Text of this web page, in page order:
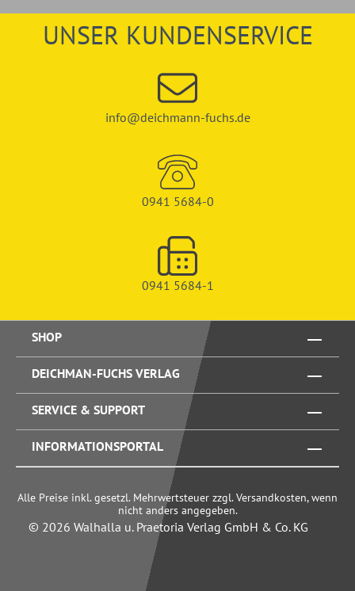
UNSER KUNDENSERVICE
info@deichmann-fuchs.de
0941 5684-0
0941 5684-1
SHOP
DEICHMAN-FUCHS VERLAG
SERVICE & SUPPORT
INFORMATIONSPORTAL
Alle Preise inkl. gesetzl. Mehrwertsteuer zzgl. Versandkosten, wenn
nicht anders angegeben.
© 2026 Walhalla u. Praetoria Verlag GmbH & Co. KG